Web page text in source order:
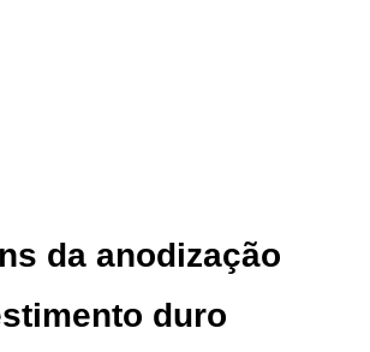
da anodização
duro